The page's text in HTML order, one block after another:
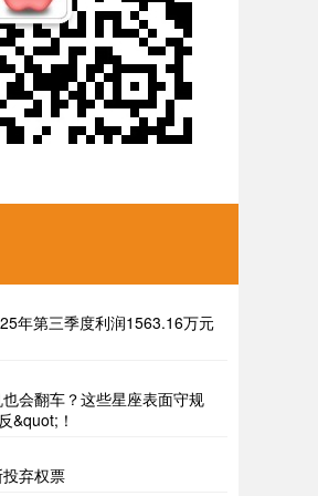
年第三季度利润1563.16万元
会翻车？这些星座表面守规
&quot;！
弃权票